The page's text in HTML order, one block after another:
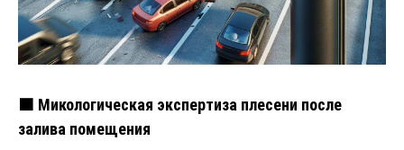
🟧 Микологическая экспертиза плесени после
залива помещения